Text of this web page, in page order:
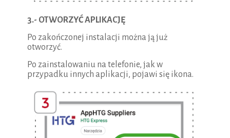
3.- OTWORZYĆ APLIKACJĘ
Po zakończonej instalacji można ją już
otworzyć.
Po zainstalowaniu na telefonie, jak w
przypadku innych aplikacji, pojawi się ikona.